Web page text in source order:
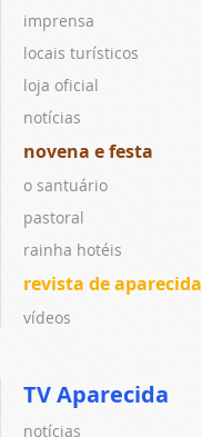
imprensa
locais turísticos
loja oficial
notícias
novena e festa
o santuário
pastoral
rainha hotéis
revista de aparecida
vídeos
TV Aparecida
notícias